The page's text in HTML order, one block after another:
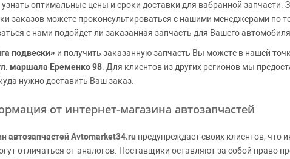
оптимальные цены и сроки доставки для вабранной
заказов можете проконсультироваться с нашими менеджерами по
с нами подойдет ли заказанная запчасть для Вашего автомобиля.
подвески» и получить заказанную запчасть Вы можете в нашей
маршала Еременко 98 . Для клиентов из других регионов мы
нужно доставить Ваш заказ.
от интернет-магазина автозапчастей
автозапчастей Avtomarket34.ru предупреждает своих клиентов, что
отличаться от аналогов. Поставщики оставляют за собой